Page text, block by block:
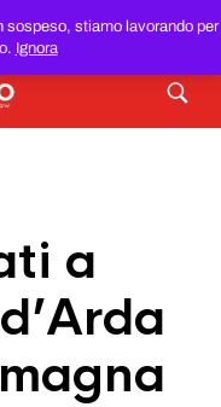
sospeso, stiamo lavorando per
Ignora
AL MIGLIOR
a